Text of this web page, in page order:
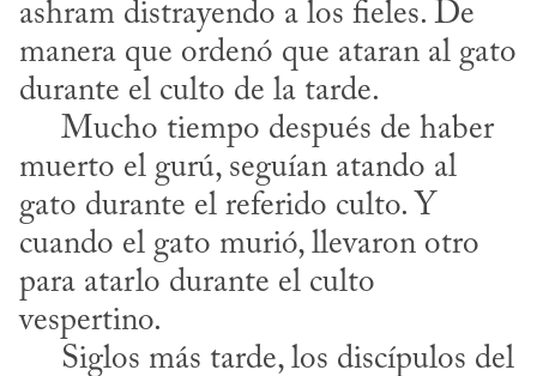
ashram distrayendo a los fieles. De
manera que ordenó que ataran al gato
durante el culto de la tarde.
muerto el gurú, seguían atando al
gato durante el referido culto. Y
cuando el gato murió, llevaron otro
para atarlo durante el culto
vespertino.